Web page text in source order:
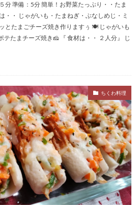
分 準備：5分 簡単！お野菜たっぷり・・たま
・・ じゃがいも・たまねぎ・ぶなしめじ・ミ
とたまごチーズ焼き作りますぅ 🍽 じゃがいも
たまチーズ焼き🧀 『 食材は・・ ２人分』 じ
ちくわ料理